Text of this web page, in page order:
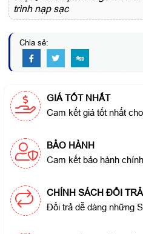
trình nạp sạc
Chia sẻ:
GIÁ TỐT NHẤT
Cam kết giá tốt nhất
BẢO HÀNH
Cam kết bảo hành
CHÍNH SÁCH ĐỔI TRẢ
Đổi trả dễ dàng những